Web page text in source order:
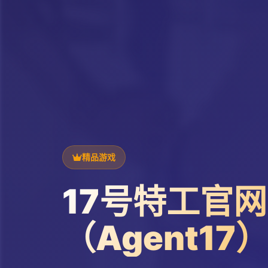
精品游戏
17号特工官网
（Agent17